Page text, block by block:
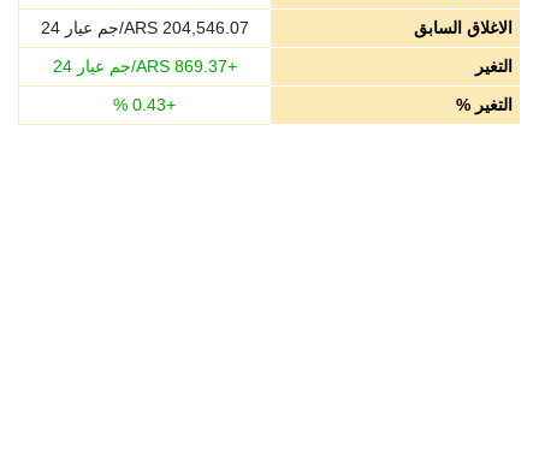
الاغلاق السابق
204,546.07 ARS/جم عيار 24
التغير
+
869.37 ARS/جم عيار 24
التغير %
+
0.43
%